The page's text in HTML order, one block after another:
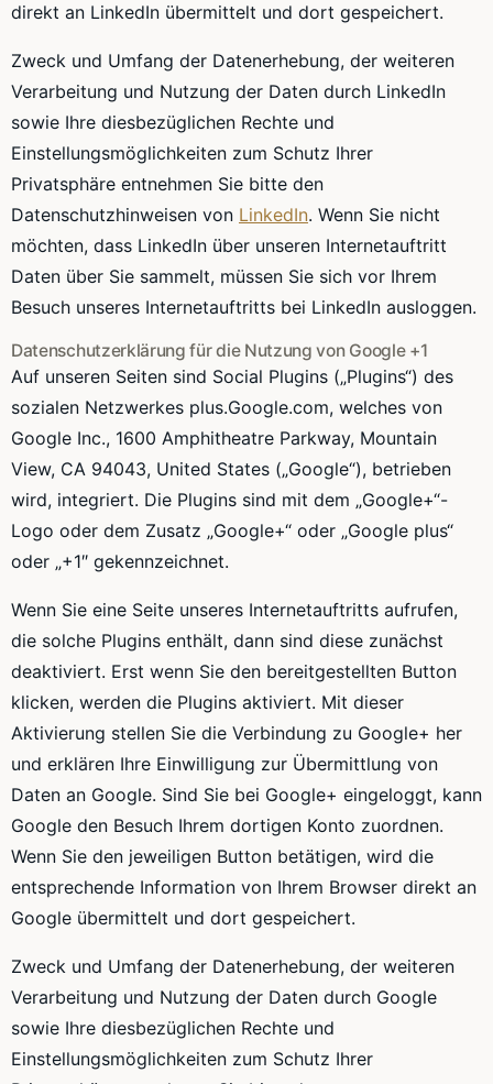
direkt an LinkedIn übermittelt und dort gespeichert.
Zweck und Umfang der Datenerhebung, der weiteren
Verarbeitung und Nutzung der Daten durch LinkedIn
sowie Ihre diesbezüglichen Rechte und
Einstellungsmöglichkeiten zum Schutz Ihrer
Privatsphäre entnehmen Sie bitte den
Datenschutzhinweisen von LinkedIn. Wenn Sie nicht
möchten, dass LinkedIn über unseren Internetauftritt
Daten über Sie sammelt, müssen Sie sich vor Ihrem
Besuch unseres Internetauftritts bei LinkedIn ausloggen.
Datenschutzerklärung für die Nutzung von Google +1
Auf unseren Seiten sind Social Plugins („Plugins“) des
sozialen Netzwerkes plus.Google.com, welches von
Google Inc., 1600 Amphitheatre Parkway, Mountain
View, CA 94043, United States („Google“), betrieben
wird, integriert. Die Plugins sind mit dem „Google+“-
Logo oder dem Zusatz „Google+“ oder „Google plus“
oder „+1″ gekennzeichnet.
Wenn Sie eine Seite unseres Internetauftritts aufrufen,
die solche Plugins enthält, dann sind diese zunächst
deaktiviert. Erst wenn Sie den bereitgestellten Button
klicken, werden die Plugins aktiviert. Mit dieser
Aktivierung stellen Sie die Verbindung zu Google+ her
und erklären Ihre Einwilligung zur Übermittlung von
Daten an Google. Sind Sie bei Google+ eingeloggt, kann
Google den Besuch Ihrem dortigen Konto zuordnen.
Wenn Sie den jeweiligen Button betätigen, wird die
entsprechende Information von Ihrem Browser direkt an
Google übermittelt und dort gespeichert.
Zweck und Umfang der Datenerhebung, der weiteren
Verarbeitung und Nutzung der Daten durch Google
sowie Ihre diesbezüglichen Rechte und
Einstellungsmöglichkeiten zum Schutz Ihrer